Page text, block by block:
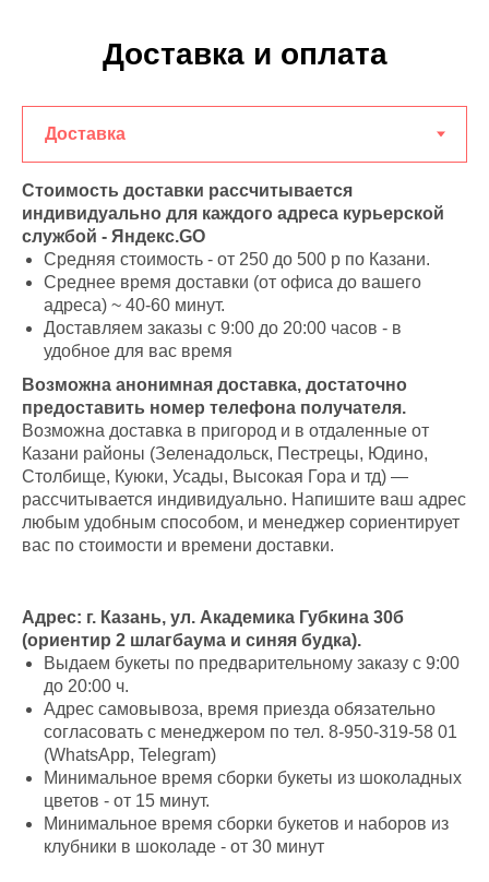
Доставка и оплата
Стоимость доставки рассчитывается
индивидуально для каждого адреса курьерской
службой - Яндекс.GO
Средняя стоимость - от 250 до 500 р по Казани.
Среднее время доставки (от офиса до вашего
адреса) ~ 40-60 минут.
Доставляем заказы с 9:00 до 20:00 часов - в
удобное для вас время
Возможна анонимная доставка, достаточно
предоставить номер телефона получателя.
Возможна доставка в пригород и в отдаленные от
Казани районы (Зеленадольск, Пестрецы, Юдино,
Столбище, Куюки, Усады, Высокая Гора и тд) —
рассчитывается индивидуально. Напишите ваш адрес
любым удобным способом, и менеджер сориентирует
вас по стоимости и времени доставки.
Адрес: г. Казань, ул. Академика Губкина 30б
(ориентир 2 шлагбаума и синяя будка).
Выдаем букеты по предварительному заказу с 9:00
до 20:00 ч.
Адрес самовывоза, время приезда обязательно
согласовать с менеджером по тел. 8-950-319-58 01
(WhatsApp, Telegram)
Минимальное время сборки букеты из шоколадных
цветов - от 15 минут.
Минимальное время сборки букетов и наборов из
клубники в шоколаде - от 30 минут